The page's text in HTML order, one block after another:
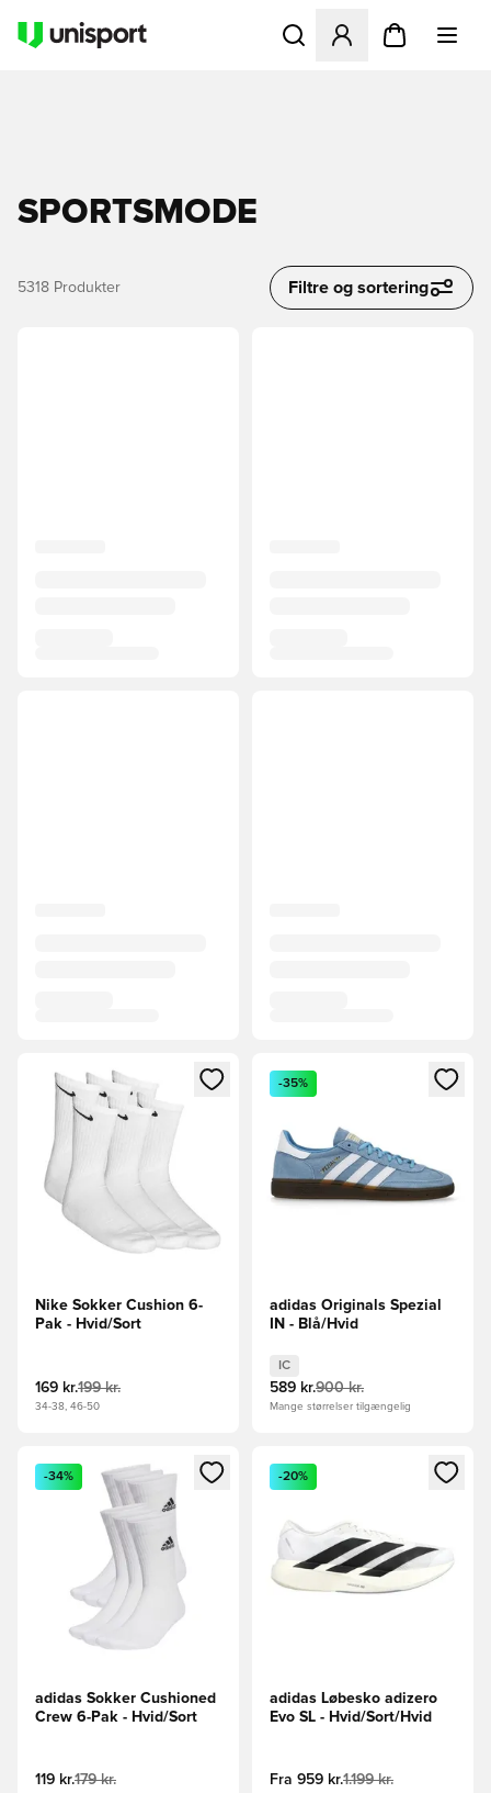
Åbner en Modal til at
SPORTSMODE
5318 Produkter Filtre og sortering
Åbner en Modal til at logge ind eller tilmelde dig som
Nike Sokker Cushion 6-
Pak - Hvid/Sort
169 kr.199 kr.
34-38, 46-50
Åbner en Modal til at logge
-35%
adidas Originals Spezial
IN - Blå/Hvid
IC
589 kr.900 kr.
Mange størrelser tilgængelig
Åbner en Modal til at logge ind eller tilmelde dig som
-34%
adidas Sokker Cushioned
Crew 6-Pak - Hvid/Sort
119 kr.179 kr.
Åbner en Modal til at logge
-20%
adidas Løbesko adizero
Evo SL - Hvid/Sort/Hvid
Fra 959 kr.1.199 kr.